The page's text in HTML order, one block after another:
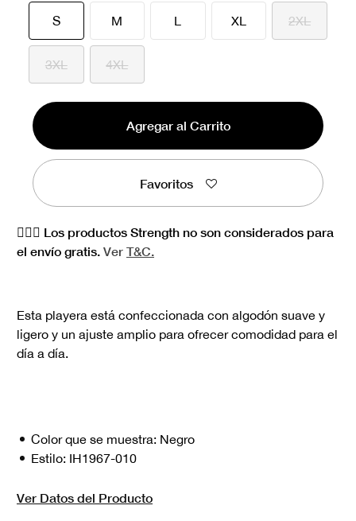
Sseleccionado
M L XL 2XL
3XL 4XL
Agregar al Carrito
Favoritos
🏋🏻‍♀️ Los productos Strength no son considerados para
el envío gratis. Ver T&C.
Esta playera está confeccionada con algodón suave y
ligero y un ajuste amplio para ofrecer comodidad para el
día a día.
Color que se muestra: Negro
Estilo: IH1967-010
Ver Datos del Producto